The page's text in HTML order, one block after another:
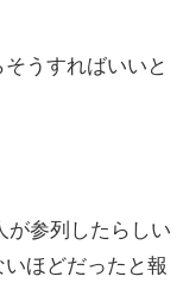
うすればいいと
が参列したらしい
ほどだったと報